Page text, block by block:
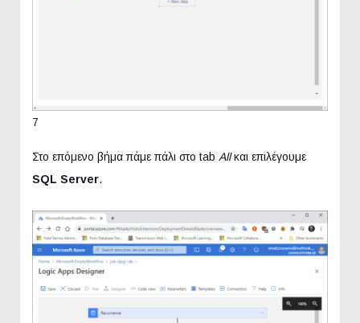
7
Στο επόμενο βήμα πάμε πάλι στο tab Allκαι επιλέγουμε
SQL Server.